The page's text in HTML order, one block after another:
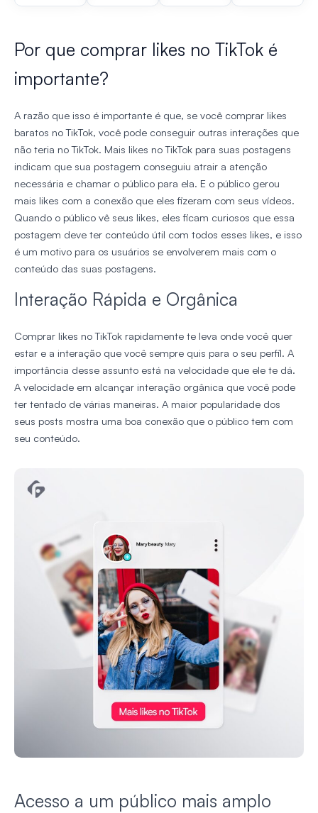
Por que comprar likes no TikTok é
importante?
A razão que isso é importante é que, se você comprar likes
baratos no TikTok, você pode conseguir outras interações que
não teria no TikTok. Mais likes no TikTok para suas postagens
indicam que sua postagem conseguiu atrair a atenção
necessária e chamar o público para ela. E o público gerou
mais likes com a conexão que eles fizeram com seus vídeos.
Quando o público vê seus likes, eles ficam curiosos que essa
postagem deve ter conteúdo útil com todos esses likes, e isso
é um motivo para os usuários se envolverem mais com o
conteúdo das suas postagens.
Interação Rápida e Orgânica
Comprar likes no TikTok rapidamente te leva onde você quer
estar e a interação que você sempre quis para o seu perfil. A
importância desse assunto está na velocidade que ele te dá.
A velocidade em alcançar interação orgânica que você pode
ter tentado de várias maneiras. A maior popularidade dos
seus posts mostra uma boa conexão que o público tem com
seu conteúdo.
Acesso a um público mais amplo